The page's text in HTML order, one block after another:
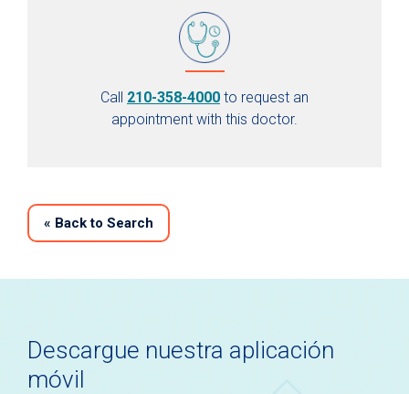
Call 210-358-4000 to request an
appointment with this doctor.
« Back to Search
Descargue nuestra aplicación
móvil